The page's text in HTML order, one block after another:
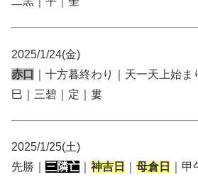
2025/1/24(金)
赤口
｜十方暮終わり｜天一天上始ま
巳｜三碧｜定｜婁
2025/1/25(土)
先勝｜ 三隣亡 神吉日 母倉日 ｜